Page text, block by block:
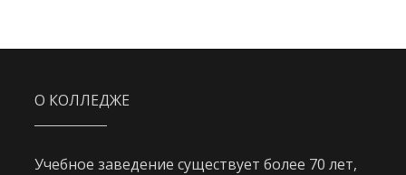
О КОЛЛЕДЖЕ
Учебное заведение существует более 70 лет,